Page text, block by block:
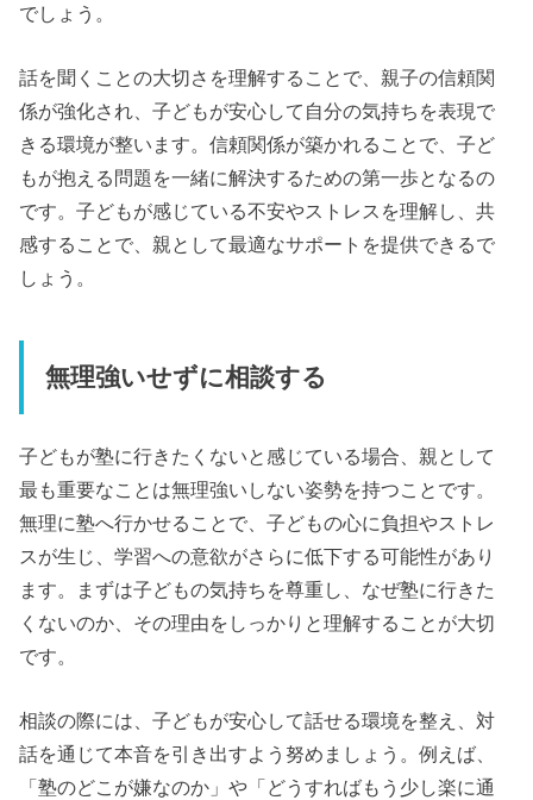
でしょう。
話を聞くことの大切さを理解することで、親子の信頼関
係が強化され、子どもが安心して自分の気持ちを表現で
きる環境が整います。信頼関係が築かれることで、子ど
もが抱える問題を一緒に解決するための第一歩となるの
です。子どもが感じている不安やストレスを理解し、共
感することで、親として最適なサポートを提供できるで
しょう。
無理強いせずに相談する
子どもが塾に行きたくないと感じている場合、親として
最も重要なことは無理強いしない姿勢を持つことです。
無理に塾へ行かせることで、子どもの心に負担やストレ
スが生じ、学習への意欲がさらに低下する可能性があり
ます。まずは子どもの気持ちを尊重し、なぜ塾に行きた
くないのか、その理由をしっかりと理解することが大切
です。
相談の際には、子どもが安心して話せる環境を整え、対
話を通じて本音を引き出すよう努めましょう。例えば、
「塾のどこが嫌なのか」や「どうすればもう少し楽に通